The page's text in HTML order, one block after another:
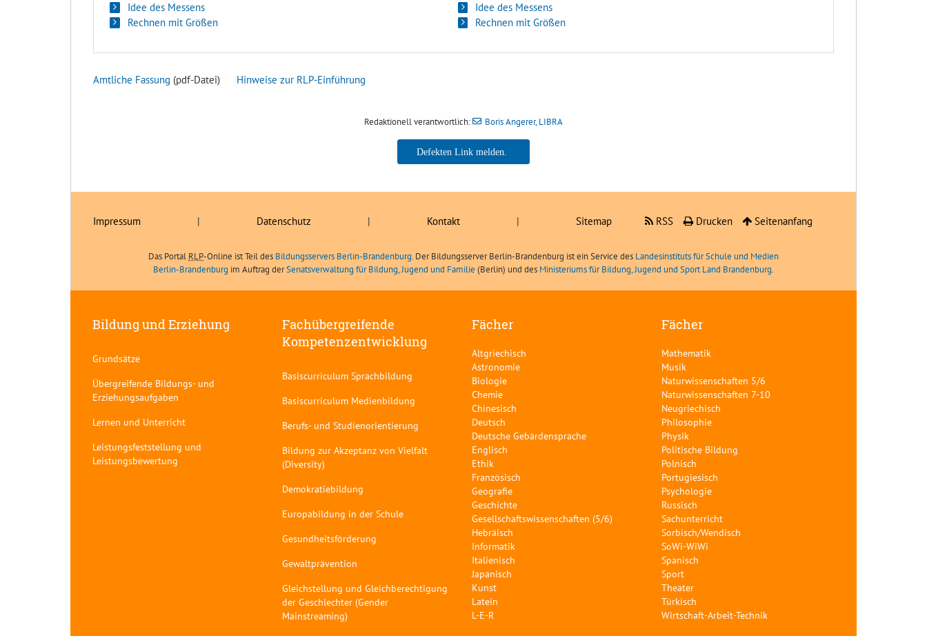
Idee des Messens
Rechnen mit Größen
Idee des Messens
Rechnen mit Größen
Amtliche Fassung (pdf-Datei) Hinweise zur RLP-Einführung
Redaktionell verantwortlich: Boris Angerer, LIBRA
Boris Angerer, LIBRA
Impressum | Datenschutz | Kontakt | Sitemap RSS Drucken Seitenanfang
Das Portal RLP-Online ist Teil des Bildungsservers Berlin-Brandenburg. Der Bildungsserver Berlin-Brandenburg ist ein Service des Landesinstituts für Schule und Medien
Berlin-Brandenburg im Auftrag derSenatsverwaltung für Bildung, Jugend und Familie (Berlin) und des Ministeriums für Bildung, Jugend und Sport Land Brandenburg.
Bildung und Erziehung
Grundsätze
Übergreifende Bildungs- und
Erziehungsaufgaben
Lernen und Unterricht
Leistungsfeststellung und
Leistungsbewertung
Fachübergreifende
Kompetenzentwicklung
Basiscurriculum Sprachbildung
Basiscurriculum Medienbildung
Berufs- und Studienorientierung
Bildung zur Akzeptanz von Vielfalt
(Diversity)
Demokratiebildung
Europabildung in der Schule
Gesundheitsförderung
Gewaltprävention
Gleichstellung und Gleichberechtigung
der Geschlechter (Gender
Mainstreaming)
Fächer
Altgriechisch
Astronomie
Biologie
Chemie
Chinesisch
Deutsch
Deutsche Gebärdensprache
Englisch
Ethik
Französisch
Geografie
Geschichte
Gesellschaftswissenschaften (5/6)
Hebräisch
Informatik
Italienisch
Japanisch
Kunst
Latein
L-E-R
Fächer
Mathematik
Musik
Naturwissenschaften 5/6
Naturwissenschaften 7-10
Neugriechisch
Philosophie
Physik
Politische Bildung
Polnisch
Portugiesisch
Psychologie
Russisch
Sachunterricht
Sorbisch/Wendisch
SoWi-WiWi
Spanisch
Sport
Theater
Türkisch
Wirtschaft-Arbeit-Technik